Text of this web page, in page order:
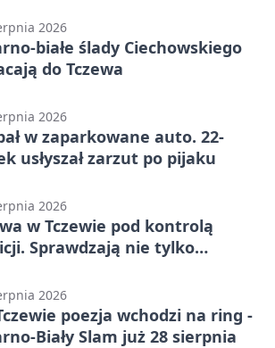
2026
białe ślady Ciechowskiego
do Tczewa
2026
w zaparkowane auto. 22-
usłyszał zarzut po pijaku
2026
w Tczewie pod kontrolą
Sprawdzają nie tylko
2026
poezja wchodzi na ring -
Biały Slam już 28 sierpnia